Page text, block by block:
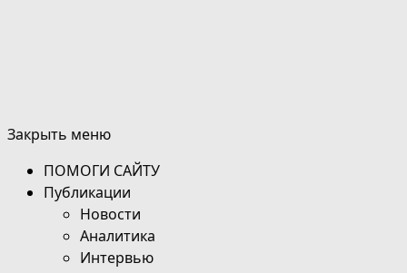
Закрыть меню
ПОМОГИ САЙТУ
Публикации
Новости
Аналитика
Интервью